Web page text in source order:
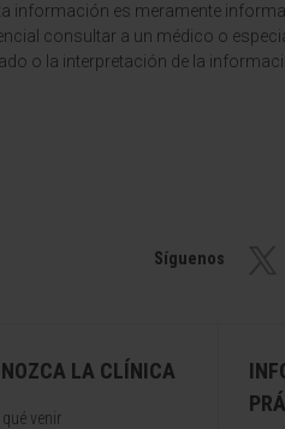
información es meramente
consultar a un médico o
o la interpretación de la
Síguenos
LA CLÍNICA
venir